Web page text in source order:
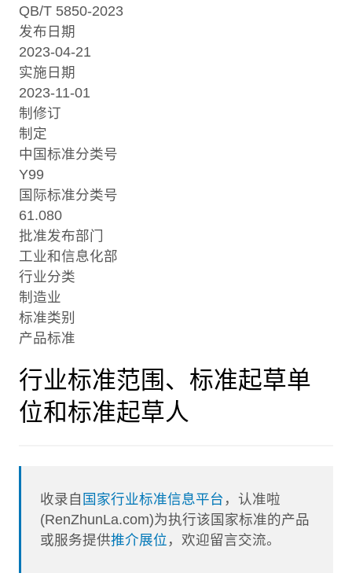
QB/T 5850-2023
发布日期
2023-04-21
实施日期
2023-11-01
制修订
制定
中国标准分类号
Y99
国际标准分类号
61.080
批准发布部门
工业和信息化部
行业分类
制造业
标准类别
产品标准
行业标准范围、标准起草单
位和标准起草人
收录自 国家行业标准信息平台 ，认准啦
(RenZhunLa.com)为执行该国家标准的产品
或服务提供推介展位 ，欢迎留言交流。